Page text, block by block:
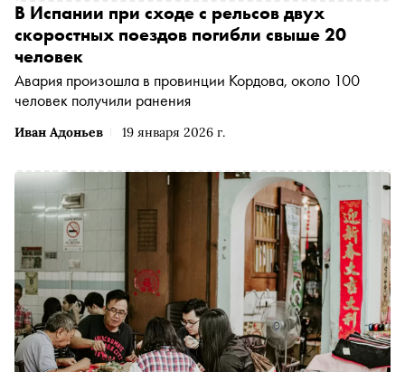
Иван Адоньев 19 января 2026 г.
В Испании при сходе с рельсов двух
скоростных поездов погибли свыше 20
человек
Авария произошла в провинции Кордова, около 100
человек получили ранения